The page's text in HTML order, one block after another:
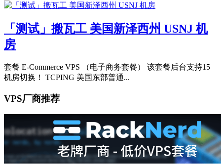
「测试」搬瓦工 美国新泽西州 USNJ 机
房
套餐 E-Commerce VPS （电子商务套餐） 该套餐后台支持15
机房切换！ TCPING 美国东部普通...
VPS厂商推荐